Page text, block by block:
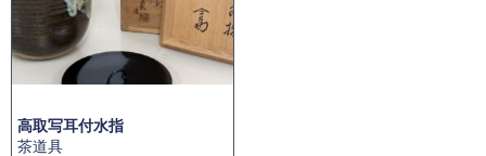
高取写耳付水指
茶道具